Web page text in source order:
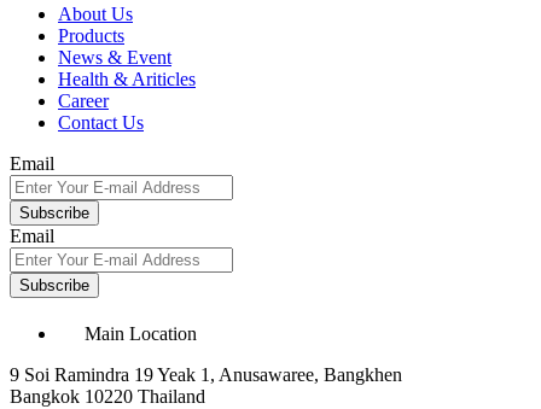
About Us
Products
News & Event
Health & Ariticles
Career
Contact Us
Email
Subscribe
Email
Subscribe
Main Location
9 Soi Ramindra 19 Yeak 1, Anusawaree, Bangkhen
Bangkok 10220 Thailand